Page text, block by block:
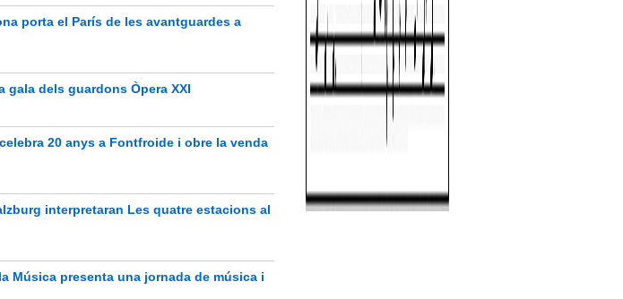
porta el París de les avantguardes a
gala dels guardons Òpera XXI
20 anys a Fontfroide i obre la venda
interpretaran Les quatre estacions al
Música presenta una jornada de música i